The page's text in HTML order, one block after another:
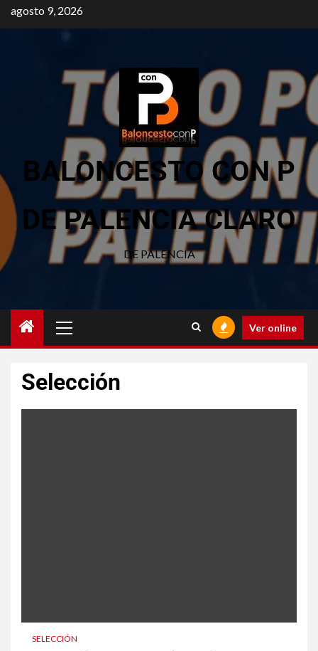
agosto 9, 2026
BALONCESTO CON P
DE PALENCIA CLARO
DE PALENCIA
Ver online
Selección
SELECCIÓN